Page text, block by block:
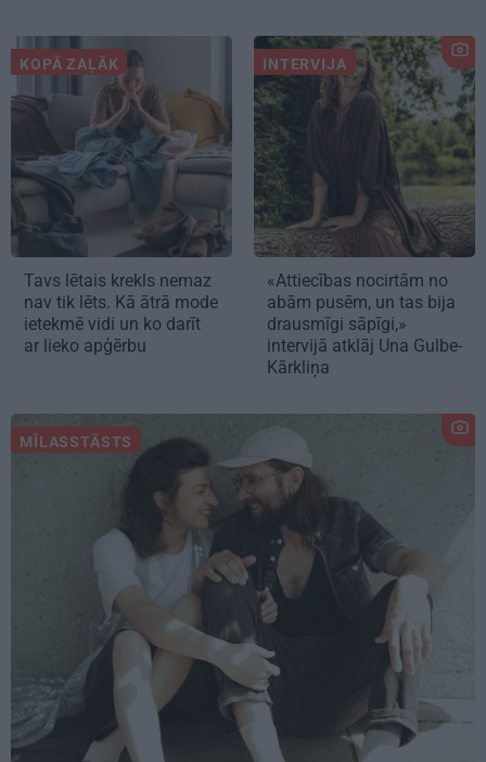
KOPĀ ZAĻĀK
Tavs lētais krekls nemaz
nav tik lēts. Kā ātrā mode
ietekmē vidi un ko darīt
ar lieko apģērbu
INTERVIJA
«Attiecības nocirtām no
abām pusēm, un tas bija
drausmīgi sāpīgi,»
intervijā atklāj Una Gulbe-
Kārkliņa
MĪLASSTĀSTS